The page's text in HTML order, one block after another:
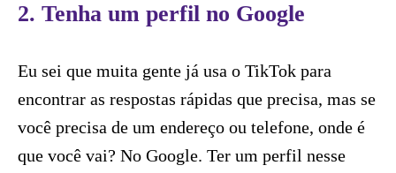
2. Tenha um perfil no Google
Eu sei que muita gente já usa o TikTok para
encontrar as respostas rápidas que precisa, mas se
você precisa de um endereço ou telefone, onde é
que você vai? No Google. Ter um perfil nesse